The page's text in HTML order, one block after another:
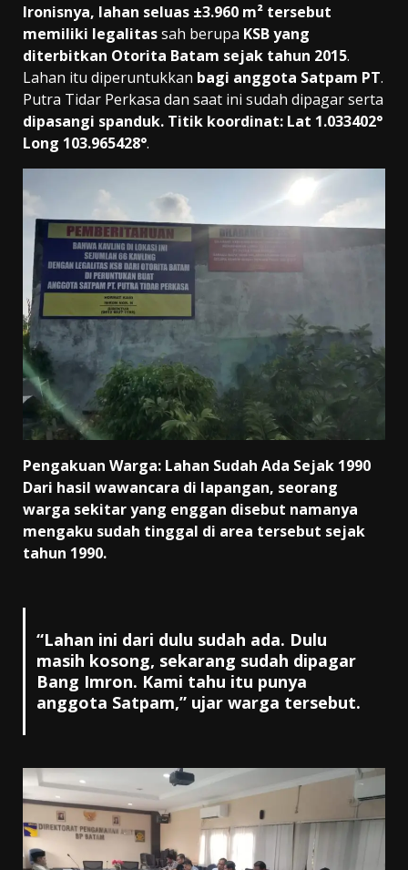
Ironisnya, lahan seluas ±3.960 m² tersebut
memiliki legalitassah berupa KSB yang
diterbitkan Otorita Batam sejak tahun 2015.
Lahan itu diperuntukkan bagi anggota Satpam PT.
Putra Tidar Perkasa dan saat ini sudah dipagar serta
dipasangi spanduk. Titik koordinat: Lat 1.033402°
Long 103.965428°.
Pengakuan Warga: Lahan Sudah Ada Sejak 1990
Dari hasil wawancara di lapangan, seorang
warga sekitar yang enggan disebut namanya
mengaku sudah tinggal di area tersebut sejak
tahun 1990.
“Lahan ini dari dulu sudah ada. Dulu
masih kosong, sekarang sudah dipagar
Bang Imron. Kami tahu itu punya
anggota Satpam,” ujar warga tersebut.